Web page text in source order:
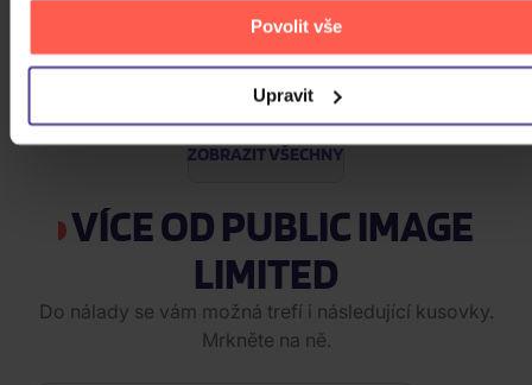
Povolit vše
Upravit
CD
Skladem
ZOBRAZIT VŠECHNY
VÍCE OD PUBLIC IMAGE
LIMITED
Do nálady se vám možná trefí i následující kusovky.
Mrkněte na ně.